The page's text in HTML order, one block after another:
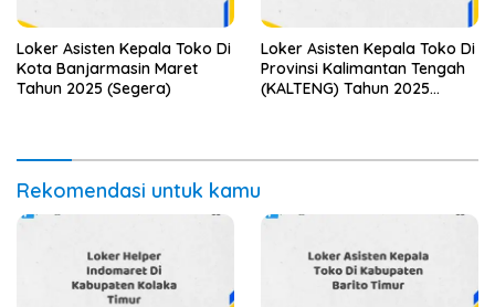
Loker Asisten Kepala Toko Di
Kota Banjarmasin Maret
Tahun 2025 (Segera)
Loker Asisten Kepala Toko Di
Provinsi Kalimantan Tengah
(KALTENG) Tahun 2025
Rekomendasi untuk kamu